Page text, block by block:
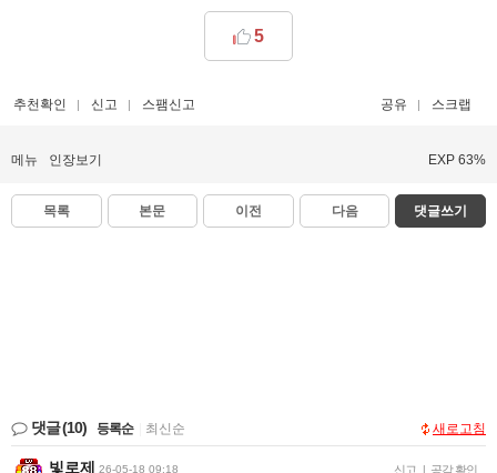
5
추천확인 신고 스팸신고 공유 스크랩
메뉴 인장보기 EXP 63%
목록 본문 이전 다음 댓글쓰기
댓글(10) 등록순 최신순 새로고침
빛로제 26-05-18 09:18 신고 | 공감 확인